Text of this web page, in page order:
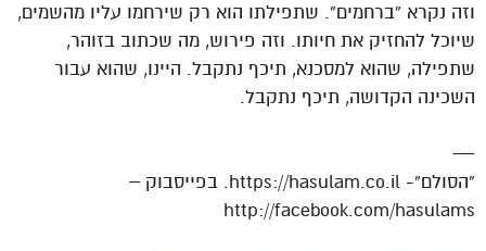
וזה נקרא “ברחמים”. שתפילתו הוא רק שירחמו עליו מהשמים,
שיוכל להחזיק את חיותו. וזה פירוש, מה שכתוב בזוהר,
שתפילה, שהוא למסכנא, תיכף נתקבל. היינו, שהוא עבור
השכינה הקדושה, תיכף נתקבל.
—
“הסולם”- https://hasulam.co.il. בפייסבוק –
http://facebook.com/hasulams